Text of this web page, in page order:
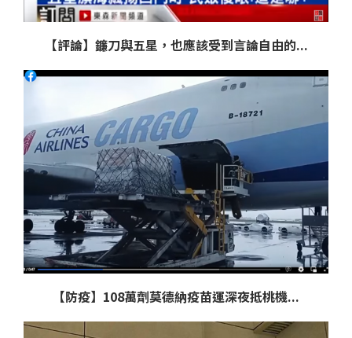
【評論】鐮刀與五星，也應該受到言論自由的...
【防疫】108萬劑莫德納疫苗運深夜抵桃機...